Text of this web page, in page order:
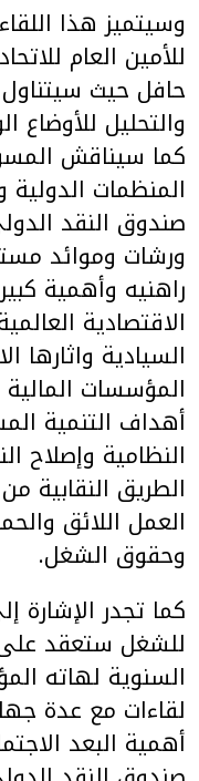
وسيتميز هذا
للأمين العام
حافل حيث سيتناول
والتحليل للأوضاع
كما سيناقش
المنظمات
صندوق النقد
ورشات وموائد
راهنيه وأهمية
الاقتصادية
السيادية واثارها
المؤسسات
أهداف التنمية
النظامية وإصلاح
الطريق النقابية
العمل اللائق
وحقوق الشغل.
كما تجدر الإشارة
للشغل ستعقد
السنوية لهاته
لقاءات مع عدة
أهمية البعد